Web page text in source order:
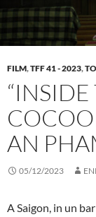
FILM,TFF 41 - 2023,
AN
05/12/2023
A Saigon, in un